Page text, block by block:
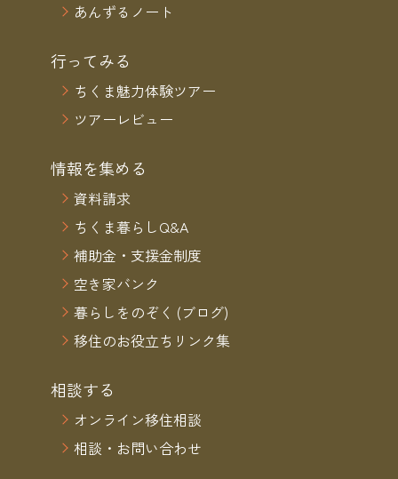
あんずるノート
行ってみる
ちくま魅力体験ツアー
ツアーレビュー
情報を集める
資料請求
ちくま暮らしQ&A
補助金・支援金制度
空き家バンク
暮らしをのぞく (ブログ)
移住のお役立ちリンク集
相談する
オンライン移住相談
相談・お問い合わせ